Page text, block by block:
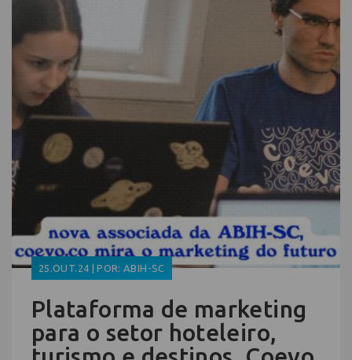
25.OUT.24 | POR: ABIH-SC
Plataforma de marketing
para o setor hoteleiro,